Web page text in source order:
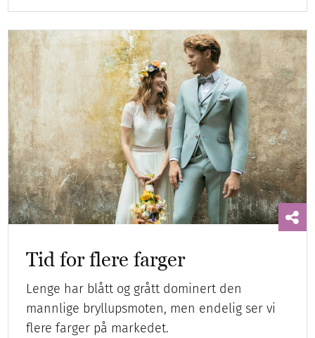
Tid for flere farger
Lenge har blått og grått dominert den
mannlige bryllupsmoten, men endelig ser vi
flere farger på markedet.